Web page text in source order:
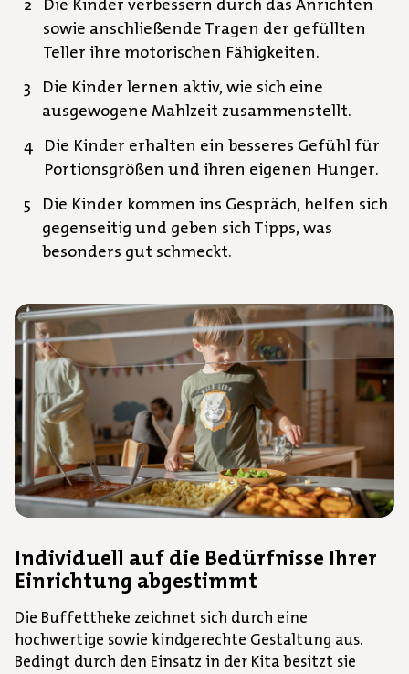
Die Kinder verbessern durch das Anrichten
sowie anschließende Tragen der gefüllten
Teller ihre motorischen Fähigkeiten.
Die Kinder lernen aktiv, wie sich eine
ausgewogene Mahlzeit zusammenstellt.
Die Kinder erhalten ein besseres Gefühl für
Portionsgrößen und ihren eigenen Hunger.
Die Kinder kommen ins Gespräch, helfen sich
gegenseitig und geben sich Tipps, was
besonders gut schmeckt.
Individuell auf die Bedürfnisse Ihrer
Einrichtung abgestimmt
Die Buffettheke zeichnet sich durch eine
hochwertige sowie kindgerechte Gestaltung aus.
Bedingt durch den Einsatz in der Kita besitzt sie